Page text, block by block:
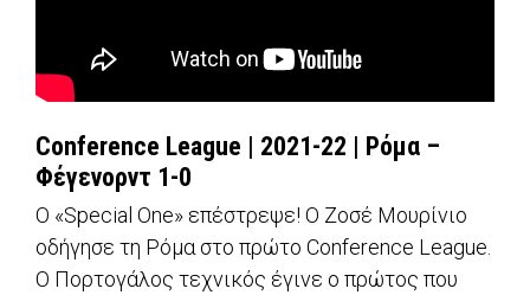
Conference League | 2021-22 | Ρόμα –
Φέγενορντ 1-0
O «Special One» επέστρεψε! O Ζοσέ Μουρίνιο
οδήγησε τη Ρόμα στο πρώτο Conference League.
Ο Πορτογάλος τεχνικός έγινε ο πρώτος που